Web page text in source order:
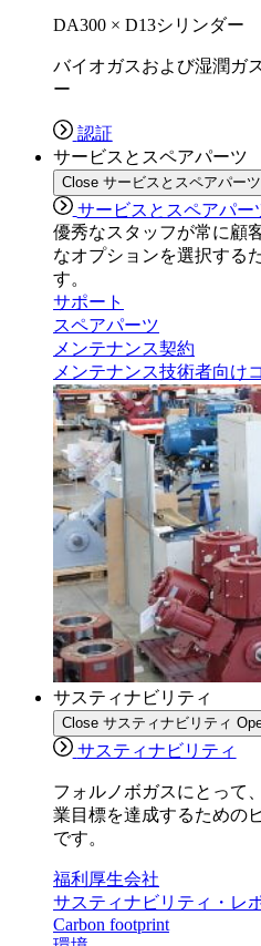
DA300 × D13シリンダー
バイオガスおよび湿潤ガ
ー
認証
サービスとスペアパーツ
Close サービスとスペアパーツ
サービスとスペアパー
優秀なスタッフが常に顧
なオプションを選択する
す。
サポート
スペアパーツ
メンテナンス契約
メンテナンス技術者向け
サスティナビリティ
Close サスティナビリティ
サスティナビリティ
フォルノボガスにとって
業目標を達成するための
です。
福利厚生会社
サスティナビリティ・レ
Carbon footprint